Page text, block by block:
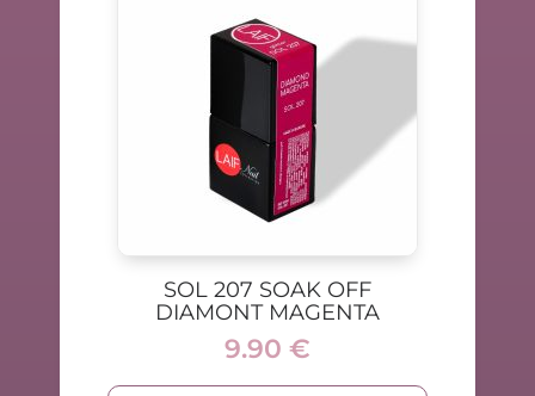
SOL 207 SOAK OFF
DIAMONT MAGENTA
9.90 €